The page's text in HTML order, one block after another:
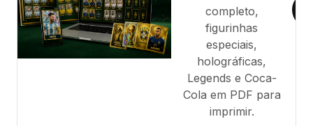
completo,
figurinhas
especiais,
holográficas,
Legends e Coca-
Cola em PDF para
imprimir.